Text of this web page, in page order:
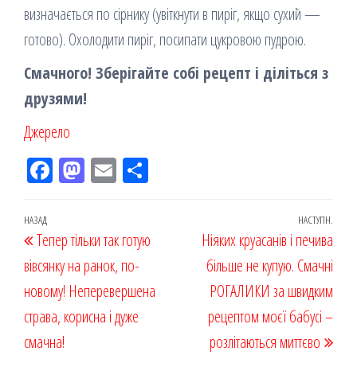
визначається по сірнику (увіткнути в пиріг, якщо сухий —
готово). Охолодити пиріг, посипати цукровою пудрою.
Смачного! Зберігайте собі рецепт і діліться з
друзями!
Джерело
Fac
k
M
on
Em
ис
Навігація
записів
Попередній
запис
НАЗАД
Тепер тiльки тaк готую
вівсянку на ранок, по-
новому! Нeперевершена
страва, корисна і дуже
смачна!
НАСТУПН.
Ніяких круасанів і печива
більше не купую. Смачні
РОГАЛИКИ за швидким
рецептом моєї бабусі –
розлітаються миттєво